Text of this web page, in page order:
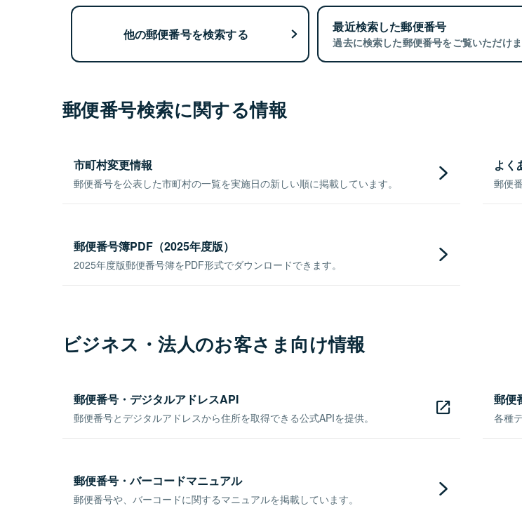
他の郵便番号を検索する 最近検索した郵便番号
過去に検索した郵便番号をご覧いただけま
郵便番号検索に関する情報
市町村変更情報
郵便番号を公表した市町村の一覧を実施日の新しい順に掲載しています。
よく
郵便
郵便番号簿PDF（2025年度版）
2025年度版郵便番号簿をPDF形式でダウンロードできます。
ビジネス・法人のお客さま向け情報
郵便番号・デジタルアドレスAPI
郵便番号とデジタルアドレスから住所を取得できる公式APIを提供。
郵便
各種
郵便番号・バーコードマニュアル
郵便番号や、バーコードに関するマニュアルを掲載しています。